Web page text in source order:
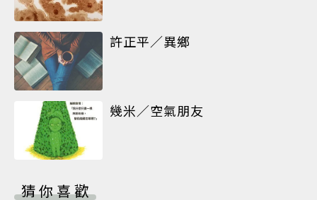
許正平／異鄉
幾米／空氣朋友
猜你喜歡